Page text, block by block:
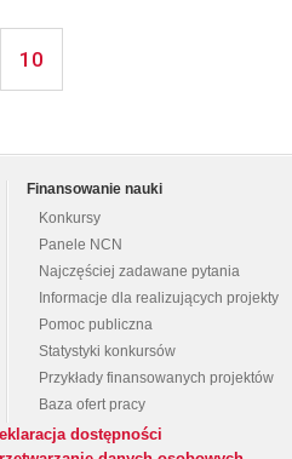
10
Finansowanie nauki
Konkursy
Panele NCN
Najczęściej zadawane pytania
Informacje dla realizujących projekty
Pomoc publiczna
Statystyki konkursów
Przykłady finansowanych projektów
Baza ofert pracy
dostępności